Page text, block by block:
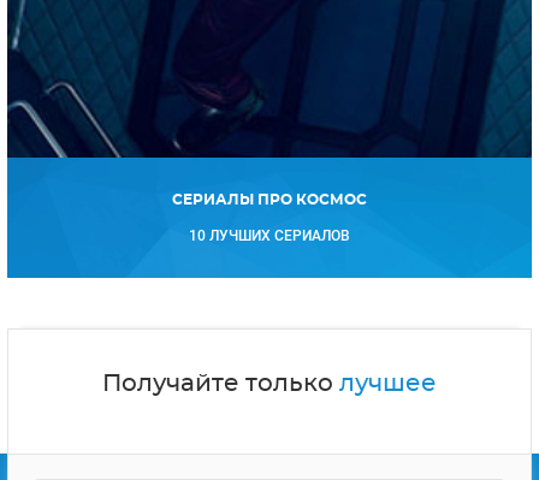
СЕРИАЛЫ ПРО КОСМОС
10 ЛУЧШИХ СЕРИАЛОВ
Получайте только лучшее